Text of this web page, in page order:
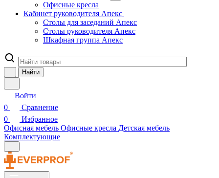
Офисные кресла
Кабинет руководителя Апекс
Столы для заседаний Апекс
Столы руководителя Апекс
Шкафная группа Апекс
Найти
Войти
0
Сравнение
0
Избранное
Офисная мебель Офисные кресла Детская мебель
Комплектующие